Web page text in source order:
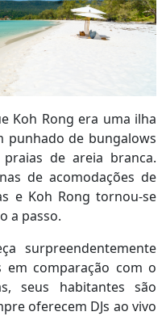
Koh Rong era uma ilha
punhado de bungalows
de areia branca.
de acomodações de
e Koh Rong tornou-se
a passo.
surpreendentemente
em comparação com o
seus habitantes são
oferecem DJs ao vivo